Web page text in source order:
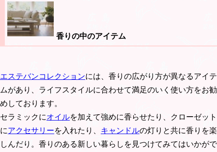
香りの中のアイテム
エステバンコレクションには、香りの広がり方が異なるアイテ
ムがあり、ライフスタイルに合わせて満足のいく使い方をお勧
めしております。
セラミックにオイルを加えて強めに香らせたり、クローゼット
にアクセサリーを入れたり、 キャンドルの灯りと共に香りを楽
しんだり。香りのある新しい暮らしを見つけてみてはいかがで